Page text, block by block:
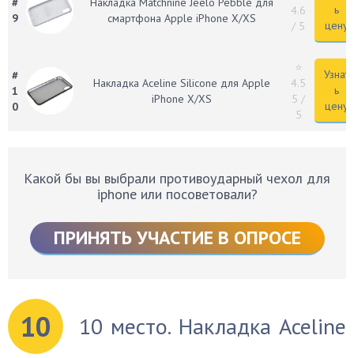
9
смартфона Apple iPhone X/XS
4.6
/ 5
ь
цену
#
1
0
Накладка Aceline Silicone для Apple
iPhone X/XS
⭐
4.5
5 /
5
Узнат
ь
цену
Какой бы вы выбрали противоударный чехол для
iphone или посоветовали?
ПРИНЯТЬ УЧАСТИЕ В ОПРОСЕ
10
10 место. Накладка Aceline